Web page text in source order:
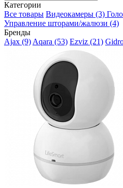
Категории
Все товары Видеокамеры (3)
Управление шторами/жалюзи (4)
Бренды
Ajax (9) Aqara (53) Ezviz (21)